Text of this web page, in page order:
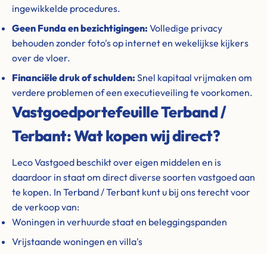
ingewikkelde procedures.
Geen Funda en bezichtigingen: Volledige privacy
behouden zonder foto's op internet en wekelijkse kijkers
over de vloer.
Financiële druk of schulden: Snel kapitaal vrijmaken om
verdere problemen of een executieveiling te voorkomen.
Vastgoedportefeuille Terband /
Terbant: Wat kopen wij direct?
Leco Vastgoed beschikt over eigen middelen en is
daardoor in staat om direct diverse soorten vastgoed aan
te kopen. In Terband / Terbant kunt u bij ons terecht voor
de verkoop van:
Woningen in verhuurde staat en beleggingspanden
Vrijstaande woningen en villa's